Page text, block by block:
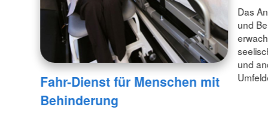
Fahr-Dienst für Menschen mit
Behinderung
Das
und
und